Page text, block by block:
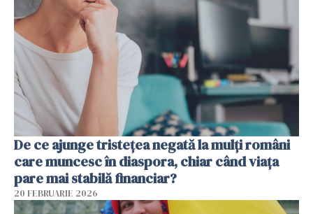
De ce ajunge tristețea negată la mulți români
care muncesc în diaspora, chiar când viața
pare mai stabilă financiar?
20 FEBRUARIE 2026